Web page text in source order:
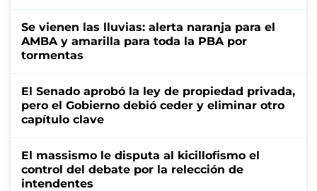
Se vienen las lluvias: alerta naranja para el
AMBA y amarilla para toda la PBA por
tormentas
El Senado aprobó la ley de propiedad privada,
pero el Gobierno debió ceder y eliminar otro
capítulo clave
El massismo le disputa al kicillofismo el
control del debate por la relección de
intendentes